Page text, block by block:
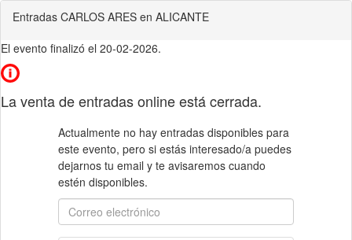
Entradas CARLOS ARES en ALICANTE
El evento finalizó el 20-02-2026.
La venta de entradas online está cerrada.
Actualmente no hay entradas disponibles para
este evento, pero si estás interesado/a puedes
dejarnos tu email y te avisaremos cuando
estén disponibles.